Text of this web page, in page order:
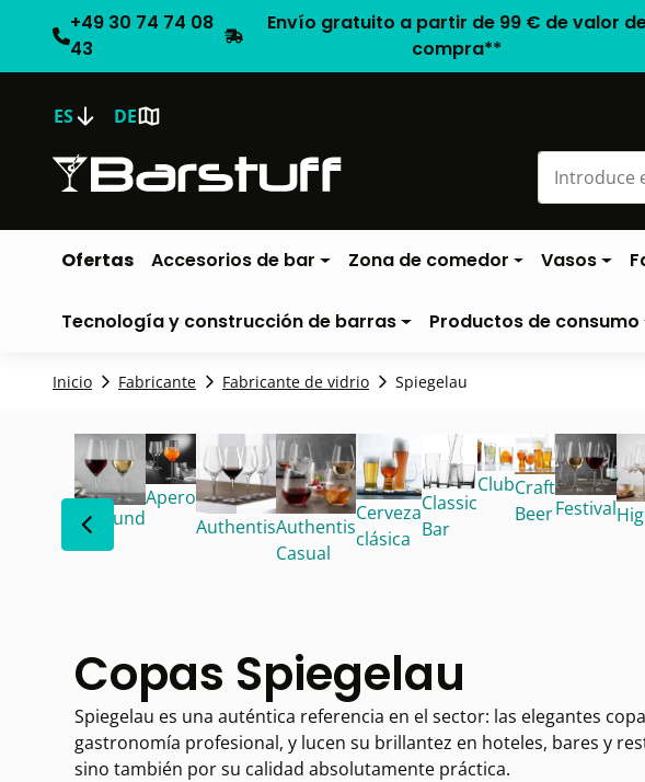
+49 30 74 74 08
43
Envío gratuito a partir de 99 € de valor
compra**
ES DE
Ofertas Accesorios de bar Zona de comedor Vasos
Tecnología y construcción de barras Productos de consumo
Inicio Fabricante Fabricante de vidrio Spiegelau
Allround
Apero
AuthentisAuthentis
Casual
Cerveza
clásica
Classic
Bar
ClubCraft
BeerFestival
Copas Spiegelau
Spiegelau es una auténtica referencia en el sector: las elegantes
gastronomía profesional, y lucen su brillantez en hoteles, bares y
sino también por su calidad absolutamente práctica.